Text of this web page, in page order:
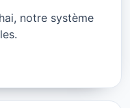
notre système